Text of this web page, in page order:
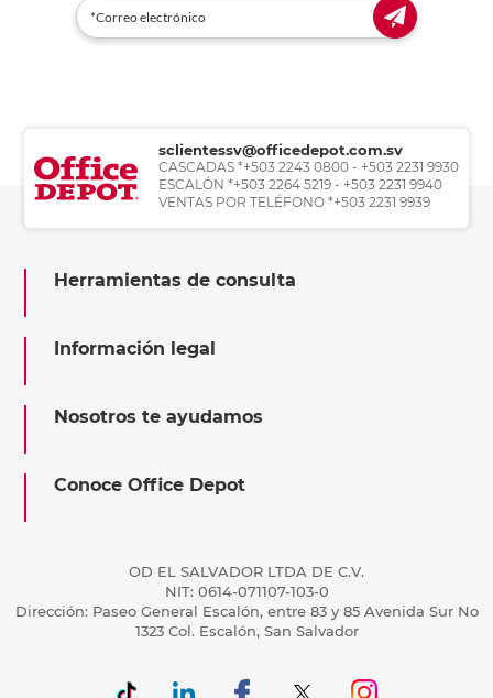
sclientessv@officedepot.com.sv
CASCADAS *+503 2243 0800 - +503 2231 9930
ESCALÓN *+503 2264 5219 - +503 2231 9940
VENTAS POR TELÉFONO *+503 2231 9939
Herramientas de consulta
Información legal
Nosotros te ayudamos
Conoce Office Depot
OD EL SALVADOR LTDA DE C.V.
NIT: 0614-071107-103-0
Dirección: Paseo General Escalón, entre 83 y 85 Avenida Sur No
1323 Col. Escalón, San Salvador